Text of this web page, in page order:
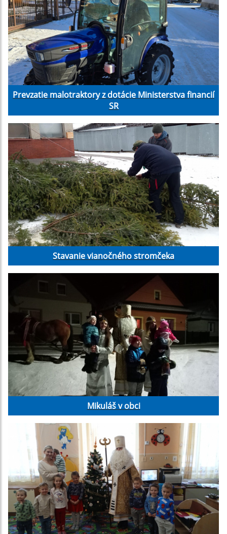
Prevzatie malotraktory z dotácie Ministerstva financií
SR
Stavanie vianočného stromčeka
Mikuláš v obci